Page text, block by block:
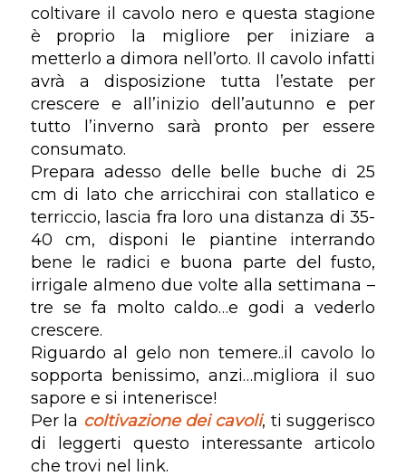
coltivare il cavolo nero e questa stagione
è proprio la migliore per iniziare a
metterlo a dimora nell’orto. Il cavolo infatti
avrà a disposizione tutta l’estate per
crescere e all’inizio dell’autunno e per
tutto l’inverno sarà pronto per essere
consumato.
Prepara adesso delle belle buche di 25
cm di lato che arricchirai con stallatico e
terriccio, lascia fra loro una distanza di 35-
40 cm, disponi le piantine interrando
bene le radici e buona parte del fusto,
irrigale almeno due volte alla settimana –
tre se fa molto caldo…e godi a vederlo
crescere.
Riguardo al gelo non temere..il cavolo lo
sopporta benissimo, anzi…migliora il suo
sapore e si intenerisce!
Per la coltivazione dei cavoli, ti suggerisco
di leggerti questo interessante articolo
che trovi nel link.